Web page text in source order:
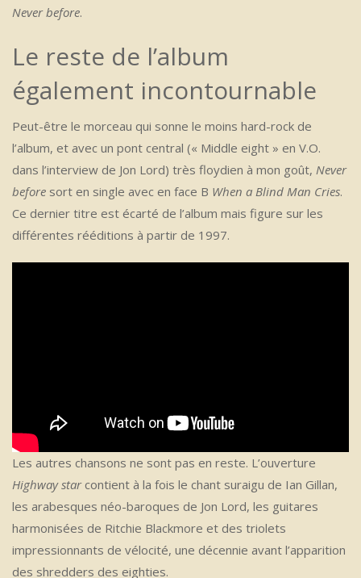
Never before.
Le reste de l’album
également incontournable
Peut-être le morceau qui sonne le moins hard-rock de
l’album, et avec un pont central (« Middle eight » en V.O.
dans l’interview de Jon Lord) très floydien à mon goût, Never
before sort en single avec en face B When a Blind Man Cries.
Ce dernier titre est écarté de l’album mais figure sur les
différentes rééditions à partir de 1997.
Les autres chansons ne sont pas en reste. L’ouverture
Highway starcontient à la fois le chant suraigu de Ian Gillan,
les arabesques néo-baroques de Jon Lord, les guitares
harmonisées de Ritchie Blackmore et des triolets
impressionnants de vélocité, une décennie avant l’apparition
des shredders des eighties.